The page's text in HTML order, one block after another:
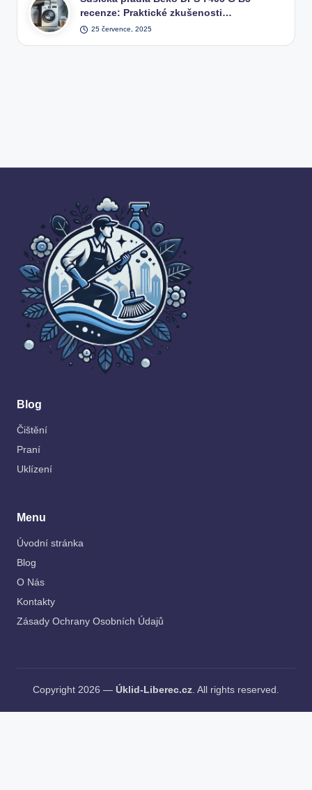
recenze: Praktické zkušenosti…
25 července, 2025
Blog
Čištění
Praní
Uklízení
Menu
Úvodní stránka
Blog
O Nás
Kontakty
Zásady Ochrany Osobních Údajů
Copyright 2026 — Úklid-Liberec.cz. All rights reserved.